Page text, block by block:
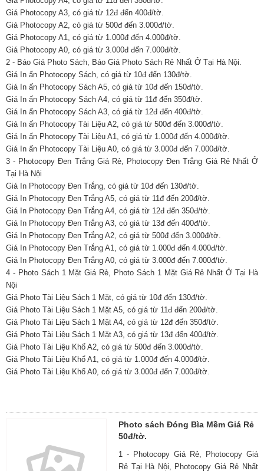
Giá Photocopy A3, có giá từ 12đ đến 400đ/tờ.
Giá Photocopy A2, có giá từ 500đ đến 3.000đ/tờ.
Giá Photocopy A1, có giá từ 1.000đ đến 4.000đ/tờ.
Giá Photocopy A0, có giá từ 3.000đ đến 7.000đ/tờ.
2 - Báo Giá Photo Sách, Báo Giá Photo Sách Rẻ Nhất Ở Tại Hà Nội.
Giá In ấn Photocopy Sách, có giá từ 10đ đến 130đ/tờ.
Giá In ấn Photocopy Sách A5, có giá từ 10đ đến 150đ/tờ.
Giá In ấn Photocopy Sách A4, có giá từ 11đ đến 350đ/tờ.
Giá In ấn Photocopy Sách A3, có giá từ 12đ đến 400đ/tờ.
Giá In ấn Photocopy Tài Liệu A2, có giá từ 500đ đến 3.000đ/tờ.
Giá In ấn Photocopy Tài Liệu A1, có giá từ 1.000đ đến 4.000đ/tờ.
Giá In ấn Photocopy Tài Liệu A0, có giá từ 3.000đ đến 7.000đ/tờ.
3 - Photocopy Đen Trắng Giá Rẻ, Photocopy Đen Trắng Giá Rẻ Nhất Ở
Tại Hà Nội
Giá In Photocopy Đen Trắng, có giá từ 10đ đến 130đ/tờ.
Giá In Photocopy Đen Trắng A5, có giá từ 11đ đến 200đ/tờ.
Giá In Photocopy Đen Trắng A4, có giá từ 12đ đến 350đ/tờ.
Giá In Photocopy Đen Trắng A3, có giá từ 13đ đến 400đ/tờ.
Giá In Photocopy Đen Trắng A2, có giá từ 500đ đến 3.000đ/tờ.
Giá In Photocopy Đen Trắng A1, có giá từ 1.000đ đến 4.000đ/tờ.
Giá In Photocopy Đen Trắng A0, có giá từ 3.000đ đến 7.000đ/tờ.
4 - Photo Sách 1 Mặt Giá Rẻ, Photo Sách 1 Mặt Giá Rẻ Nhất Ở Tại Hà
Nội
Giá Photo Tài Liệu Sách 1 Mặt, có giá từ 10đ đến 130đ/tờ.
Giá Photo Tài Liệu Sách 1 Mặt A5, có giá từ 11đ đến 200đ/tờ.
Giá Photo Tài Liệu Sách 1 Mặt A4, có giá từ 12đ đến 350đ/tờ.
Giá Photo Tài Liệu Sách 1 Mặt A3, có giá từ 13đ đến 400đ/tờ.
Giá Photo Tài Liệu Khổ A2, có giá từ 500đ đến 3.000đ/tờ.
Giá Photo Tài Liệu Khổ A1, có giá từ 1.000đ đến 4.000đ/tờ.
Giá Photo Tài Liệu Khổ A0, có giá từ 3.000đ đến 7.000đ/tờ.
Photo sách Đóng Bìa Mềm Giá Rẻ
50đ/tờ.
1 - Photocopy Giá Rẻ, Photocopy Giá
Rẻ Tại Hà Nội, Photocopy Giá Rẻ Nhất